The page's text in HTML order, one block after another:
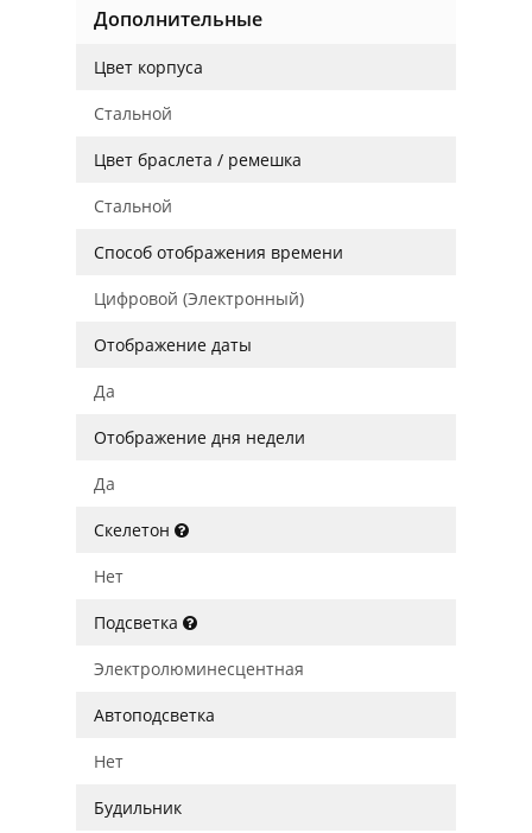
Дополнительные
Цвет корпуса
Стальной
Цвет браслета / ремешка
Стальной
Способ отображения времени
Цифровой (Электронный)
Отображение даты
Да
Отображение дня недели
Да
Скелетон
Нет
Подсветка
Электролюминесцентная
Автоподсветка
Нет
Будильник